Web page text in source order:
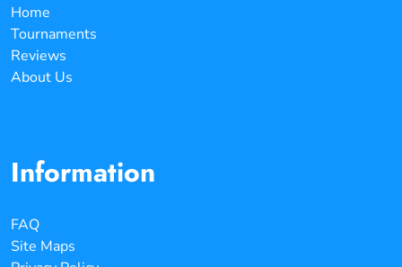
Home
Tournaments
Reviews
About Us
Information
FAQ
Site Maps